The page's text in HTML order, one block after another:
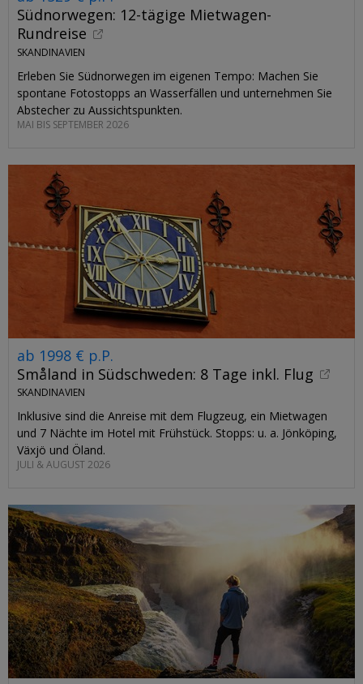
Südnorwegen: 12-tägige Mietwagen-
Rundreise
SKANDINAVIEN
Erleben Sie Südnorwegen im eigenen Tempo: Machen Sie
spontane Fotostopps an Wasserfällen und unternehmen Sie
Abstecher zu Aussichtspunkten.
MAI BIS SEPTEMBER 2026
ab 1998 € p.P.
Småland in Südschweden: 8 Tage inkl. Flug
SKANDINAVIEN
Inklusive sind die Anreise mit dem Flugzeug, ein Mietwagen
und 7 Nächte im Hotel mit Frühstück. Stopps: u. a. Jönköping,
Växjö und Öland.
JULI & AUGUST 2026